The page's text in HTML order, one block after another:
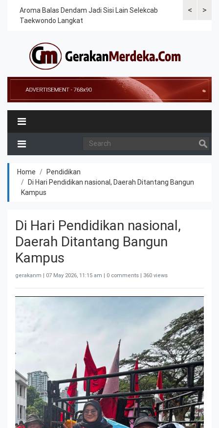
<
Aroma Balas Dendam Jadi Sisi Lain Selekcab
Taekwondo Langkat
>
Home
Pendidikan
Di Hari Pendidikan nasional, Daerah Ditantang Bangun
Kampus
Di Hari Pendidikan nasional,
Daerah Ditantang Bangun
Kampus
gerakanm | 07 May 2026, 11:15 am | 0 comments | 360 views